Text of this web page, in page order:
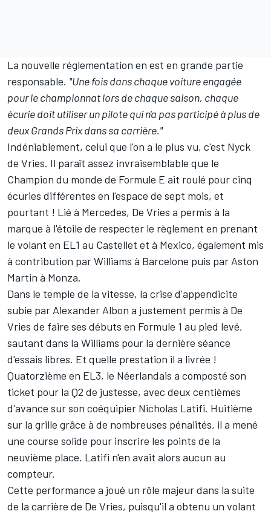
La nouvelle réglementation en est en grande partie
responsable. "Une fois dans chaque voiture engagée
pour le championnat lors de chaque saison, chaque
écurie doit utiliser un pilote qui n'a pas participé à plus de
deux Grands Prix dans sa carrière."
Indéniablement, celui que l'on a le plus vu, c'est Nyck
de Vries. Il paraît assez invraisemblable que le
Champion du monde de Formule E ait roulé pour cinq
écuries différentes en l'espace de sept mois, et
pourtant ! Lié à Mercedes, De Vries a permis à la
marque à l'étoile de respecter le règlement en prenant
le volant en EL1 au Castellet et à Mexico, également mis
à contribution par Williams à Barcelone puis par Aston
Martin à Monza.
Dans le temple de la vitesse, la crise d'appendicite
subie par Alexander Albon a justement permis à De
Vries de faire ses débuts en Formule 1 au pied levé,
sautant dans la Williams pour la dernière séance
d'essais libres. Et quelle prestation il a livrée !
Quatorzième en EL3, le Néerlandais a composté son
ticket pour la Q2 de justesse, avec deux centièmes
d'avance sur son coéquipier Nicholas Latifi. Huitième
sur la grille grâce à de nombreuses pénalités, il a mené
une course solide pour inscrire les points de la
neuvième place. Latifi n'en avait alors aucun au
compteur.
Cette performance a joué un rôle majeur dans la suite
de la carrière de De Vries, puisqu'il a obtenu un volant